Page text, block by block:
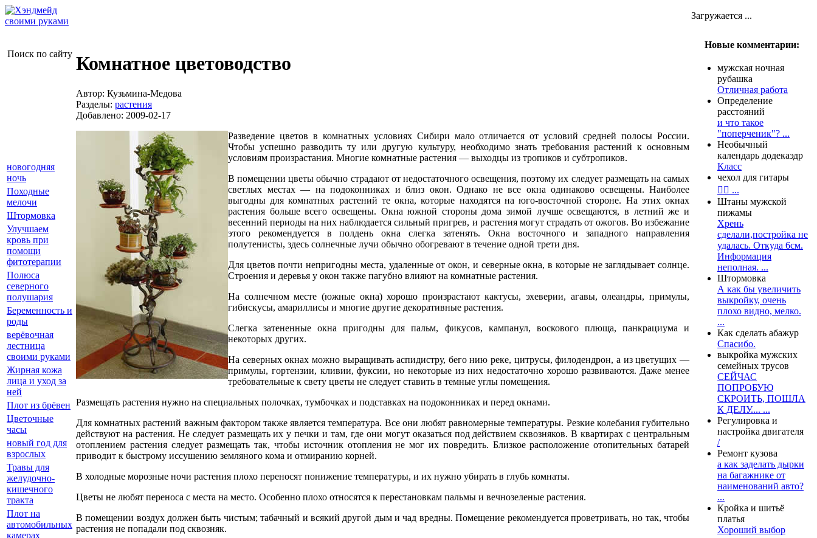
Загружается ...
Поиск по сайту Комнатное цветоводство
Автор: Кузьмина-Медова
Разделы: растения
Добавлено: 2009-02-17
Разведение цветов в комнатных условиях Сибири мало отличается от условий средней полосы России.
Чтобы успешно разводить ту или другую культуру, необходимо знать требования растений к основным
условиям произрастания. Многие комнатные растения — выходцы из тропиков и субтропиков.
В помещении цветы обычно страдают от недостаточного освещения, поэтому их следует размещать на самых
светлых местах — на подоконниках и близ окон. Однако не все окна одинаково освещены. Наиболее
выгодны для комнатных растений те окна, которые находятся на юго-восточной стороне. На этих окнах
растения больше всего освещены. Окна южной стороны дома зимой лучше освещаются, в летний же и
весенний периоды на них наблюдается сильный пригрев, и растения могут страдать от ожогов. Во избежание
этого рекомендуется в полдень окна слегка затенять. Окна восточного и западного направления
полутенисты, здесь солнечные лучи обычно обогревают в течение одной трети дня.
Для цветов почти непригодны места, удаленные от окон, и северные окна, в которые не заглядывает солнце.
Строения и деревья у окон также пагубно влияют на комнатные растения.
На солнечном месте (южные окна) хорошо произрастают кактусы, эхеверии, агавы, олеандры, примулы,
гибискусы, амариллисы и многие другие декоративные растения.
Слегка затененные окна пригодны для пальм, фикусов, кампанул, воскового плюща, панкрациума и
некоторых других.
На северных окнах можно выращивать аспидистру, бего нию реке, цитрусы, филодендрон, а из цветущих —
примулы, гортензии, кливии, фуксии, но некоторые из них недостаточно хорошо развиваются. Даже менее
требовательные к свету цветы не следует ставить в темные углы помещения.
Размещать растения нужно на специальных полочках, тумбочках и подставках на подоконниках и перед окнами.
Для комнатных растений важным фактором также является температура. Все они любят равномерные температуры. Резкие колебания губительно
действуют на растения. Не следует размещать их у печки и там, где они могут оказаться под действием сквозняков. В квартирах с центральным
отоплением растения следует размещать так, чтобы источник отопления не мог их повредить. Близкое расположение отопительных батарей
приводит к быстрому иссушению земляного кома и отмиранию корней.
В холодные морозные ночи растения плохо переносят понижение температуры, и их нужно убирать в глубь комнаты.
Цветы не любят переноса с места на место. Особенно плохо относятся к перестановкам пальмы и вечнозеленые растения.
В помещении воздух должен быть чистым; табачный и всякий другой дым и чад вредны. Помещение рекомендуется проветривать, но так, чтобы
растения не попадали под сквозняк.
Новые комментарии:
мужская ночная
рубашка
Отличная работа
Определение
расстояний
и что такое
"поперченик"? ...
Необычный
календарь додекаэдр
Класс
чехол для гитары
👍🏻 ...
Штаны мужской
пижамы
Хрень
сделали,постройка не
удалась. Откуда 6см.
Информация
неполная. ...
Штормовка
А как бы увеличить
выкройку, очень
плохо видно, мелко.
...
Как сделать абажур
Спасибо.
выкройка мужских
семейных трусов
СЕЙЧАС
ПОПРОБУЮ
СКРОИТЬ, ПОШЛА
К ДЕЛУ.... ...
Регулировка и
настройка двигателя
/
Ремонт кузова
а как заделать дырки
на багажнике от
наименований авто?
...
Кройка и шитьё
платья
Хороший выбор
новогодняя
ночь
Походные
мелочи
Штормовка
Улучшаем
кровь при
помощи
фитотерапии
Полюса
северного
полушария
Беременность и
роды
верёвочная
лестница
своими руками
Жирная кожа
лица и уход за
ней
Плот из брёвен
Цветочные
часы
новый год для
взрослых
Травы для
желудочно-
кишечного
тракта
Плот на
автомобильных
камерах